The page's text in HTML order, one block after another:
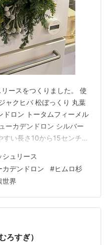
ースをつくりました。 使
ャクヒバ 松ぼっくり 丸葉
ドロン トータムフィーメル
ーカデンドロン シルバー
い長さ10から15センチ位
厚みがありしっかりした
分けました(*^^*) 何本かの
イヤーで巻いていく繰り
後に、ワイヤーをくぼみに
した。 近くの山にも落ち
シュリース
カデンドロン #ヒムロ杉
世界
ろすぎ）